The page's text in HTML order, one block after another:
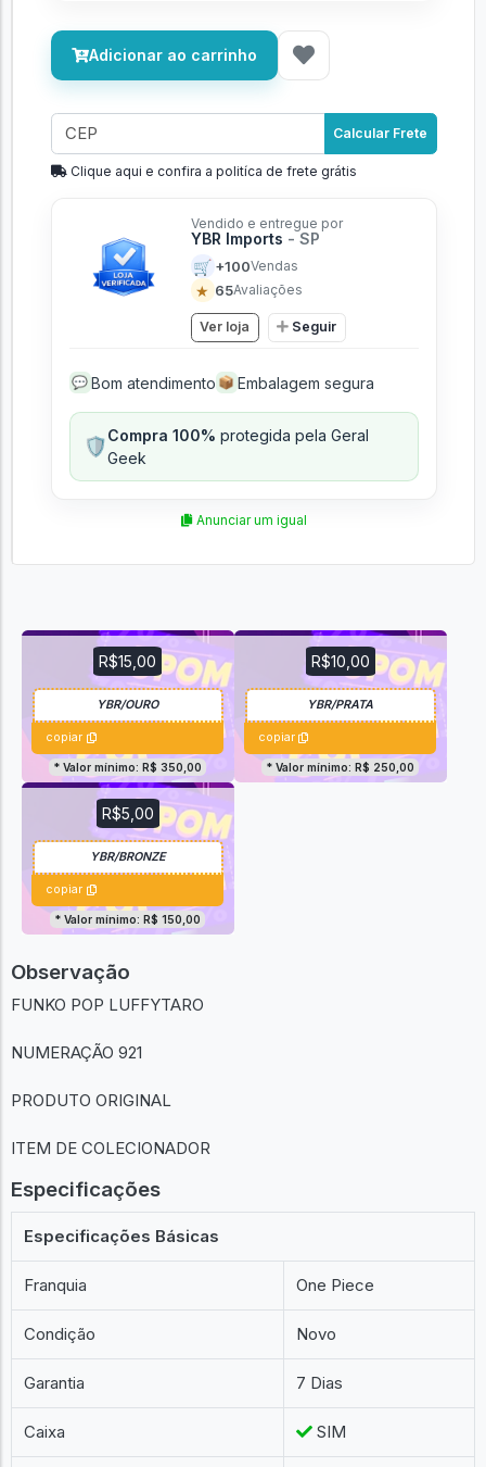
Adicionar ao carrinho
Calcular Frete
Clique aqui e confira a politíca de frete grátis
Vendido e entregue por
YBR Imports - SP
🛒 +100Vendas
★ 65Avaliações
Ver loja Seguir
💬 Bom atendimento 📦 Embalagem segura
🛡️Compra 100% protegida pela Geral
Geek
Anunciar um igual
R$15,00
copiar
* Valor mínimo: R$ 350,00
R$10,00
copiar
* Valor mínimo: R$ 250,00
R$5,00
copiar
* Valor mínimo: R$ 150,00
Observação
FUNKO POP LUFFYTARO
NUMERAÇÃO 921
PRODUTO ORIGINAL
ITEM DE COLECIONADOR
Especificações
Especificações Básicas
Franquia One Piece
Condição Novo
Garantia 7 Dias
Caixa SIM